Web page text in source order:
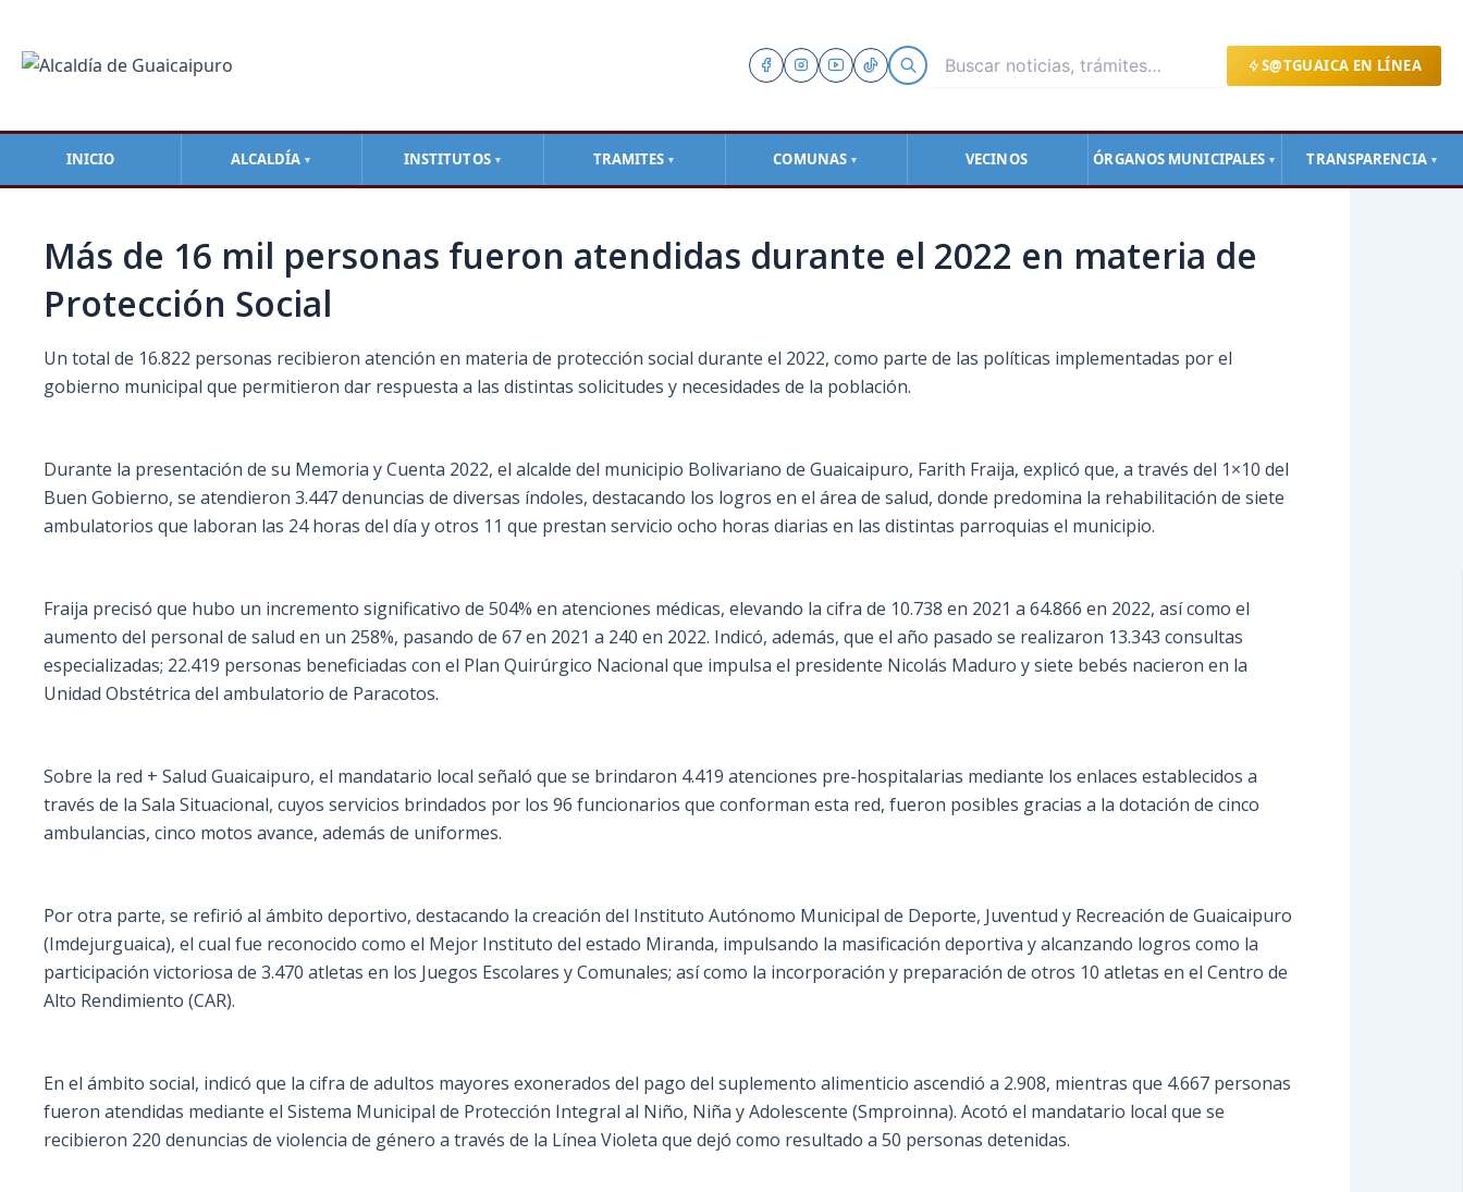
S@TGUAICA EN LÍNEA
INICIO ALCALDÍA ▼ INSTITUTOS ▼ TRAMITES ▼ COMUNAS ▼ VECINOS ÓRGANOS MUNICIPALES ▼ TRANSPARENCIA ▼
contenido
Más de 16 mil personas fueron atendidas durante el 2022 en materia de
Protección Social
Un total de 16.822 personas recibieron atención en materia de protección social durante el 2022, como parte de las políticas implementadas por el
gobierno municipal que permitieron dar respuesta a las distintas solicitudes y necesidades de la población.
Durante la presentación de su Memoria y Cuenta 2022, el alcalde del municipio Bolivariano de Guaicaipuro, Farith Fraija, explicó que, a través del 1×10 del
Buen Gobierno, se atendieron 3.447 denuncias de diversas índoles, destacando los logros en el área de salud, donde predomina la rehabilitación de siete
ambulatorios que laboran las 24 horas del día y otros 11 que prestan servicio ocho horas diarias en las distintas parroquias el municipio.
Fraija precisó que hubo un incremento significativo de 504% en atenciones médicas, elevando la cifra de 10.738 en 2021 a 64.866 en 2022, así como el
aumento del personal de salud en un 258%, pasando de 67 en 2021 a 240 en 2022. Indicó, además, que el año pasado se realizaron 13.343 consultas
especializadas; 22.419 personas beneficiadas con el Plan Quirúrgico Nacional que impulsa el presidente Nicolás Maduro y siete bebés nacieron en la
Unidad Obstétrica del ambulatorio de Paracotos.
Sobre la red + Salud Guaicaipuro, el mandatario local señaló que se brindaron 4.419 atenciones pre-hospitalarias mediante los enlaces establecidos a
través de la Sala Situacional, cuyos servicios brindados por los 96 funcionarios que conforman esta red, fueron posibles gracias a la dotación de cinco
ambulancias, cinco motos avance, además de uniformes.
Por otra parte, se refirió al ámbito deportivo, destacando la creación del Instituto Autónomo Municipal de Deporte, Juventud y Recreación de Guaicaipuro
(Imdejurguaica), el cual fue reconocido como el Mejor Instituto del estado Miranda, impulsando la masificación deportiva y alcanzando logros como la
participación victoriosa de 3.470 atletas en los Juegos Escolares y Comunales; así como la incorporación y preparación de otros 10 atletas en el Centro de
Alto Rendimiento (CAR).
En el ámbito social, indicó que la cifra de adultos mayores exonerados del pago del suplemento alimenticio ascendió a 2.908, mientras que 4.667 personas
fueron atendidas mediante el Sistema Municipal de Protección Integral al Niño, Niña y Adolescente (Smproinna). Acotó el mandatario local que se
recibieron 220 denuncias de violencia de género a través de la Línea Violeta que dejó como resultado a 50 personas detenidas.
entradas